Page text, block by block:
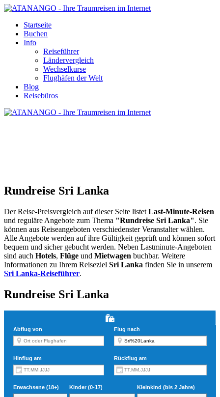
Startseite
Buchen
Info
Reiseführer
Ländervergleich
Wechselkurse
Flughäfen der Welt
Blog
Reisebüros
Rundreise Sri Lanka
Der Reise-Preisvergleich auf dieser Seite listet Last-Minute-Reisen
und reguläre Angebote zum Thema "Rundreise Sri Lanka". Sie
können aus Reiseangeboten verschiedenster Veranstalter wählen.
Alle Angebote werden auf ihre Gültigkeit geprüft und können sofort
bequem und sicher gebucht werden. Neben Lastminute-Angeboten
sind auch Hotels, Flüge und Mietwagen buchbar. Weitere
Informationen zu Ihrem Reiseziel Sri Lanka finden Sie in unserem
Sri Lanka-Reiseführer.
Rundreise Sri Lanka